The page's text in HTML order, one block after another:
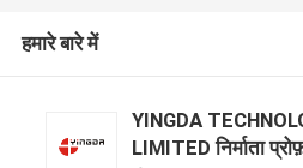
हमारे बारे में
YINGDA
LIMITED निर्माता